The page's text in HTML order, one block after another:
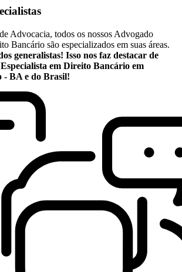
Advocacia, todos os nossos Advogado
Bancário são especializados em suas áreas.
generalistas! Isso nos faz destacar de
em Direito Bancário em
BA e do Brasil!